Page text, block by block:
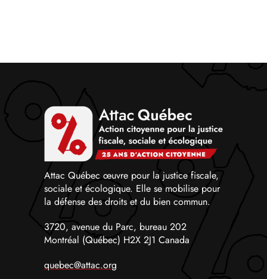
Attac Québec œuvre pour la justice fiscale,
sociale et écologique. Elle se mobilise pour
la défense des droits et du bien commun.
3720, avenue du Parc, bureau 202
Montréal (Québec) H2X 2J1 Canada
quebec@attac.org